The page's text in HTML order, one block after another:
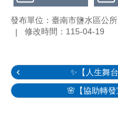
性
別
主
專
區
發布單位：臺南市鹽水區公所
修改時間：115-04-19
✨【人生舞
🌸【協助轉